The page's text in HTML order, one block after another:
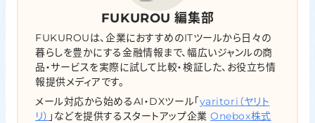
FUKUROU 編集部
FUKUROUは、企業におすすめのITツールから日々の
暮らしを豊かにする金融情報まで、幅広いジャンルの商
品・サービスを実際に試して比較・検証した、お役立ち情
報提供メディアです。
メール対応から始めるAI・DXツール「yaritori（ヤリト
リ） 」などを提供するスタートアップ企業Onebox株式